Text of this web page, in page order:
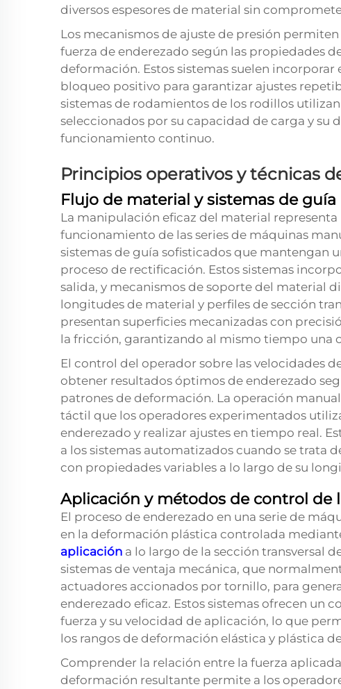
diversos espesores de material sin
Los mecanismos de ajuste de presión
fuerza de enderezado según las propiedades
deformación. Estos sistemas suelen incorporar
bloqueo positivo para garantizar ajustes
sistemas de rodamientos de los rodillos
seleccionados por su capacidad de carga y su
funcionamiento continuo.
Principios operativos y técnicas
Flujo de material y sistemas de guía
La manipulación eficaz del material
funcionamiento de las series de máquinas
sistemas de guía sofisticados que mantengan
proceso de rectificación. Estos sistemas
salida, y mecanismos de soporte del material
longitudes de material y perfiles de sección
presentan superficies mecanizadas con
la fricción, garantizando al mismo tiempo una
El control del operador sobre las velocidades
obtener resultados óptimos de enderezado
patrones de deformación. La operación
táctil que los operadores experimentados
enderezado y realizar ajustes en tiempo real.
a los sistemas automatizados cuando se trata
con propiedades variables a lo largo de su
Aplicación y métodos de control de
El proceso de enderezado en una serie de
en la deformación plástica controlada
aplicación a lo largo de la sección transversal
sistemas de ventaja mecánica, que
actuadores accionados por tornillo, para
enderezado eficaz. Estos sistemas ofrecen un
fuerza y su velocidad de aplicación, lo que
los rangos de deformación elástica y plástica
Comprender la relación entre la fuerza
deformación resultante permite a los